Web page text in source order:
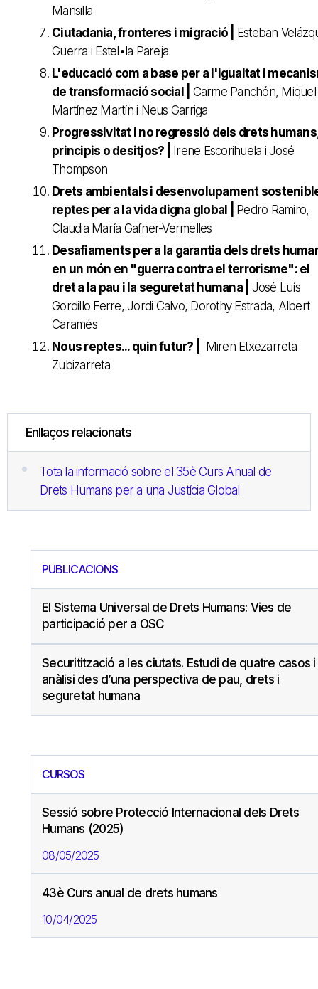
Mansilla
Ciutadania, fronteres i migració | Esteban
Guerra i Estel•la Pareja
L'educació com a base per a l'igualtat i
de transformació social | Carme Panchón, Miquel
Martínez Martín i Neus Garriga
Progressivitat i no regressió dels drets
principis o desitjos? | Irene Escorihuela i José
Thompson
Drets ambientals i desenvolupament
reptes per a la vida digna global | Pedro Ramiro,
Claudia María Gafner-Vermelles
Desafiaments per a la garantia dels drets
en un món en "guerra contra el terrorisme": el
dret a la pau i la seguretat humana | José Luís
Gordillo Ferre, Jordi Calvo, Dorothy Estrada, Albert
Caramés
Nous reptes... quin futur? |
Miren Etxezarreta
Zubizarreta
Enllaços relacionats
Tota la informació sobre el 35è Curs Anual de
Drets Humans per a una Justícia Global
PUBLICACIONS
El Sistema Universal de Drets Humans: Vies de
participació per a OSC
Securitització a les ciutats. Estudi de quatre casos i
anàlisi des d’una perspectiva de pau, drets i
seguretat humana
CURSOS
Sessió sobre Protecció Internacional dels Drets
Humans (2025)
08/05/2025
43è Curs anual de drets humans
10/04/2025